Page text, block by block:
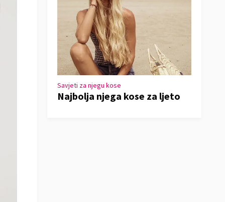
Savjeti za njegu kose
Najbolja njega kose za ljeto